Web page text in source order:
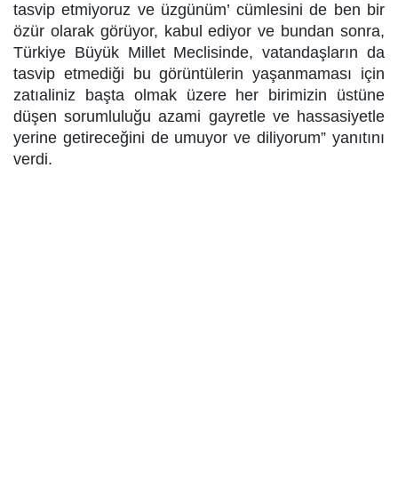
tasvip etmiyoruz ve üzgünüm’ cümlesini de ben bir
özür olarak görüyor, kabul ediyor ve bundan sonra,
Türkiye Büyük Millet Meclisinde, vatandaşların da
tasvip etmediği bu görüntülerin yaşanmaması için
zatıaliniz başta olmak üzere her birimizin üstüne
düşen sorumluluğu azami gayretle ve hassasiyetle
yerine getireceğini de umuyor ve diliyorum” yanıtını
verdi.